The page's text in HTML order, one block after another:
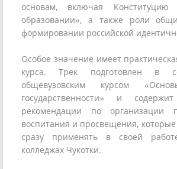
основам, включая
образовании», а также роли
формировании российской
Особое значение имеет
курса. Трек подготовлен в
общевузовским курсом
государственности» и
рекомендации по организации
воспитания и просвещения, которые
сразу применять в своей
колледжах Чукотки.